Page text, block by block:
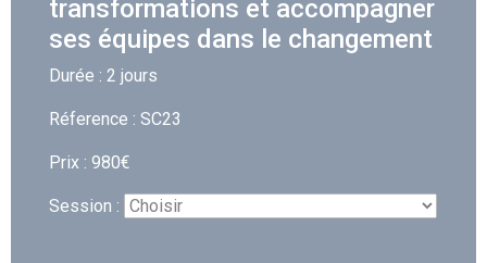
transformations et accompagner
ses équipes dans le changement
Durée : 2 jours
Réference : SC23
Prix : 980€
Session :